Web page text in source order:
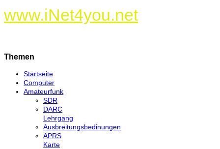
www.iNet4you.net
Themen
Startseite
Computer
Amateurfunk
SDR
DARC
Lehrgang
Ausbreitungsbedinungen
APRS
Karte